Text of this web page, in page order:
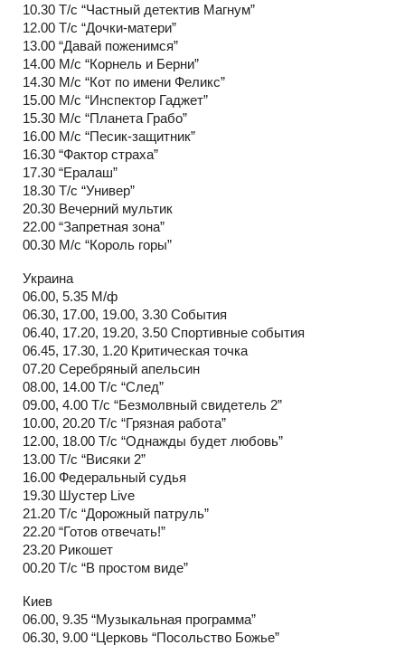
10.30 Т/с “Частный детектив Магнум”
12.00 Т/с “Дочки-матери”
13.00 “Давай поженимся”
14.00 М/с “Корнель и Берни”
14.30 М/с “Кот по имени Феликс”
15.00 М/с “Инспектор Гаджет”
15.30 М/с “Планета Грабо”
16.00 М/с “Песик-защитник”
16.30 “Фактор страха”
17.30 “Ералаш”
18.30 Т/с “Универ”
20.30 Вечерний мультик
22.00 “Запретная зона”
00.30 М/с “Король горы”
Украина
06.00, 5.35 М/ф
06.30, 17.00, 19.00, 3.30 События
06.40, 17.20, 19.20, 3.50 Спортивные события
06.45, 17.30, 1.20 Критическая точка
07.20 Серебряный апельсин
08.00, 14.00 Т/с “След”
09.00, 4.00 Т/с “Безмолвный свидетель 2”
10.00, 20.20 Т/с “Грязная работа”
12.00, 18.00 Т/с “Однажды будет любовь”
13.00 Т/с “Висяки 2”
16.00 Федеральный судья
19.30 Шустер Live
21.20 Т/с “Дорожный патруль”
22.20 “Готов отвечать!”
23.20 Рикошет
00.20 Т/с “В простом виде”
Киев
06.00, 9.35 “Музыкальная программа”
06.30, 9.00 “Церковь “Посольство Божье”